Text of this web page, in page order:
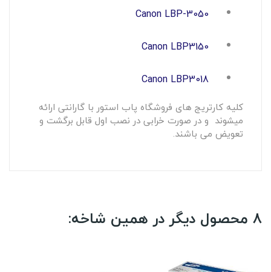
Canon LBP-3050
Canon LBP3150
Canon LBP3018
کلیه کارتریج های فروشگاه پاب استور با گارانتی ارائه
میشوند و در صورت خرابی در نصب اول قابل برگشت و
تعویض می باشند.
8 محصول دیگر در همین شاخه: